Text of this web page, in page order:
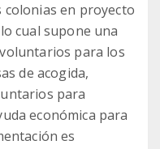
colonias en proyecto
cual supone una
para los
de acogida,
para
económica para
es